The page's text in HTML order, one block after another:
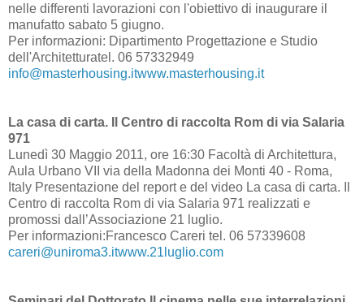
nelle differenti lavorazioni con l'obiettivo di inaugurare il
manufatto sabato 5 giugno.
Per informazioni: Dipartimento Progettazione e Studio
dell'Architetturatel. 06 57332949
info@masterhousing.itwww.masterhousing.it
La casa di carta. Il Centro di raccolta Rom di via Salaria
971
Lunedì 30 Maggio 2011, ore 16:30 Facoltà di Architettura,
Aula Urbano VII via della Madonna dei Monti 40 - Roma,
Italy Presentazione del report e del video La casa di carta. Il
Centro di raccolta Rom di via Salaria 971 realizzati e
promossi dall’Associazione 21 luglio.
Per informazioni:Francesco Careri tel. 06 57339608
careri@uniroma3.itwww.21luglio.com